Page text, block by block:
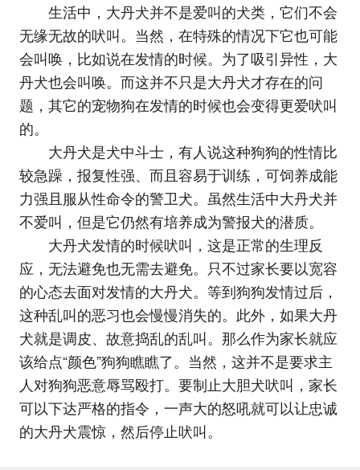
生活中，大丹犬并不是爱叫的犬类，它们不会
无缘无故的吠叫。当然，在特殊的情况下它也可能
会叫唤，比如说在发情的时候。为了吸引异性，大
丹犬也会叫唤。而这并不只是大丹犬才存在的问
题，其它的宠物狗在发情的时候也会变得更爱吠叫
的。
大丹犬是犬中斗士，有人说这种狗狗的性情比
较急躁，报复性强、而且容易于训练，可饲养成能
力强且服从性命令的警卫犬。虽然生活中大丹犬并
不爱叫，但是它仍然有培养成为警报犬的潜质。
大丹犬发情的时候吠叫，这是正常的生理反
应，无法避免也无需去避免。只不过家长要以宽容
的心态去面对发情的大丹犬。等到狗狗发情过后，
这种乱叫的恶习也会慢慢消失的。此外，如果大丹
犬就是调皮、故意捣乱的乱叫。那么作为家长就应
该给点“颜色”狗狗瞧瞧了。当然，这并不是要求主
人对狗狗恶意辱骂殴打。要制止大胆犬吠叫，家长
可以下达严格的指令，一声大的怒吼就可以让忠诚
的大丹犬震惊，然后停止吠叫。